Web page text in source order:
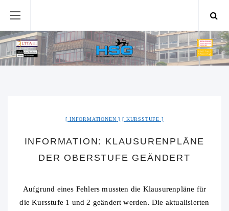
INFORMATIONEN KURSSTUFE
INFORMATION: KLAUSURENPLÄNE
DER OBERSTUFE GEÄNDERT
Aufgrund eines Fehlers mussten die Klausurenpläne für
die Kursstufe 1 und 2 geändert werden. Die aktualisierten